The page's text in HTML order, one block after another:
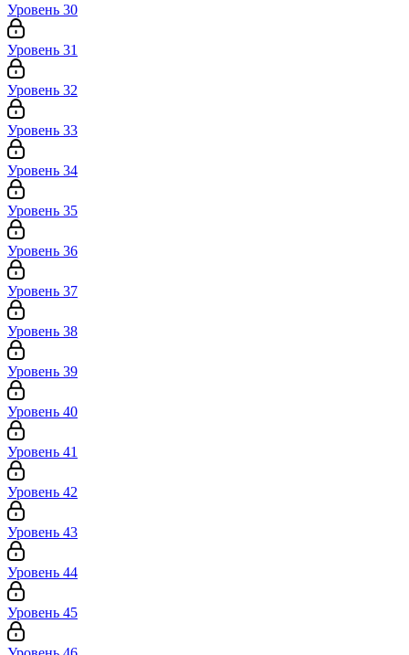
Уровень 30
Уровень 31
Уровень 32
Уровень 33
Уровень 34
Уровень 35
Уровень 36
Уровень 37
Уровень 38
Уровень 39
Уровень 40
Уровень 41
Уровень 42
Уровень 43
Уровень 44
Уровень 45